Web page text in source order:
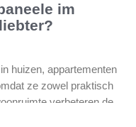
im
huizen, appartementen
ze zowel praktisch
verbeteren de